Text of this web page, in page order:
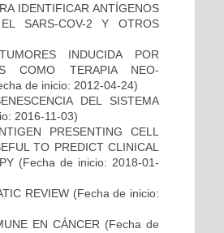
IDENTIFICAR ANTÍGENOS
SARS-COV-2 Y OTROS
INDUCIDA POR
COMO TERAPIA NEO-
de inicio: 2012-04-24)
DEL SISTEMA
2016-11-03)
PRESENTING CELL
TO PREDICT CLINICAL
(Fecha de inicio: 2018-01-
REVIEW (Fecha de inicio:
EN CÁNCER (Fecha de